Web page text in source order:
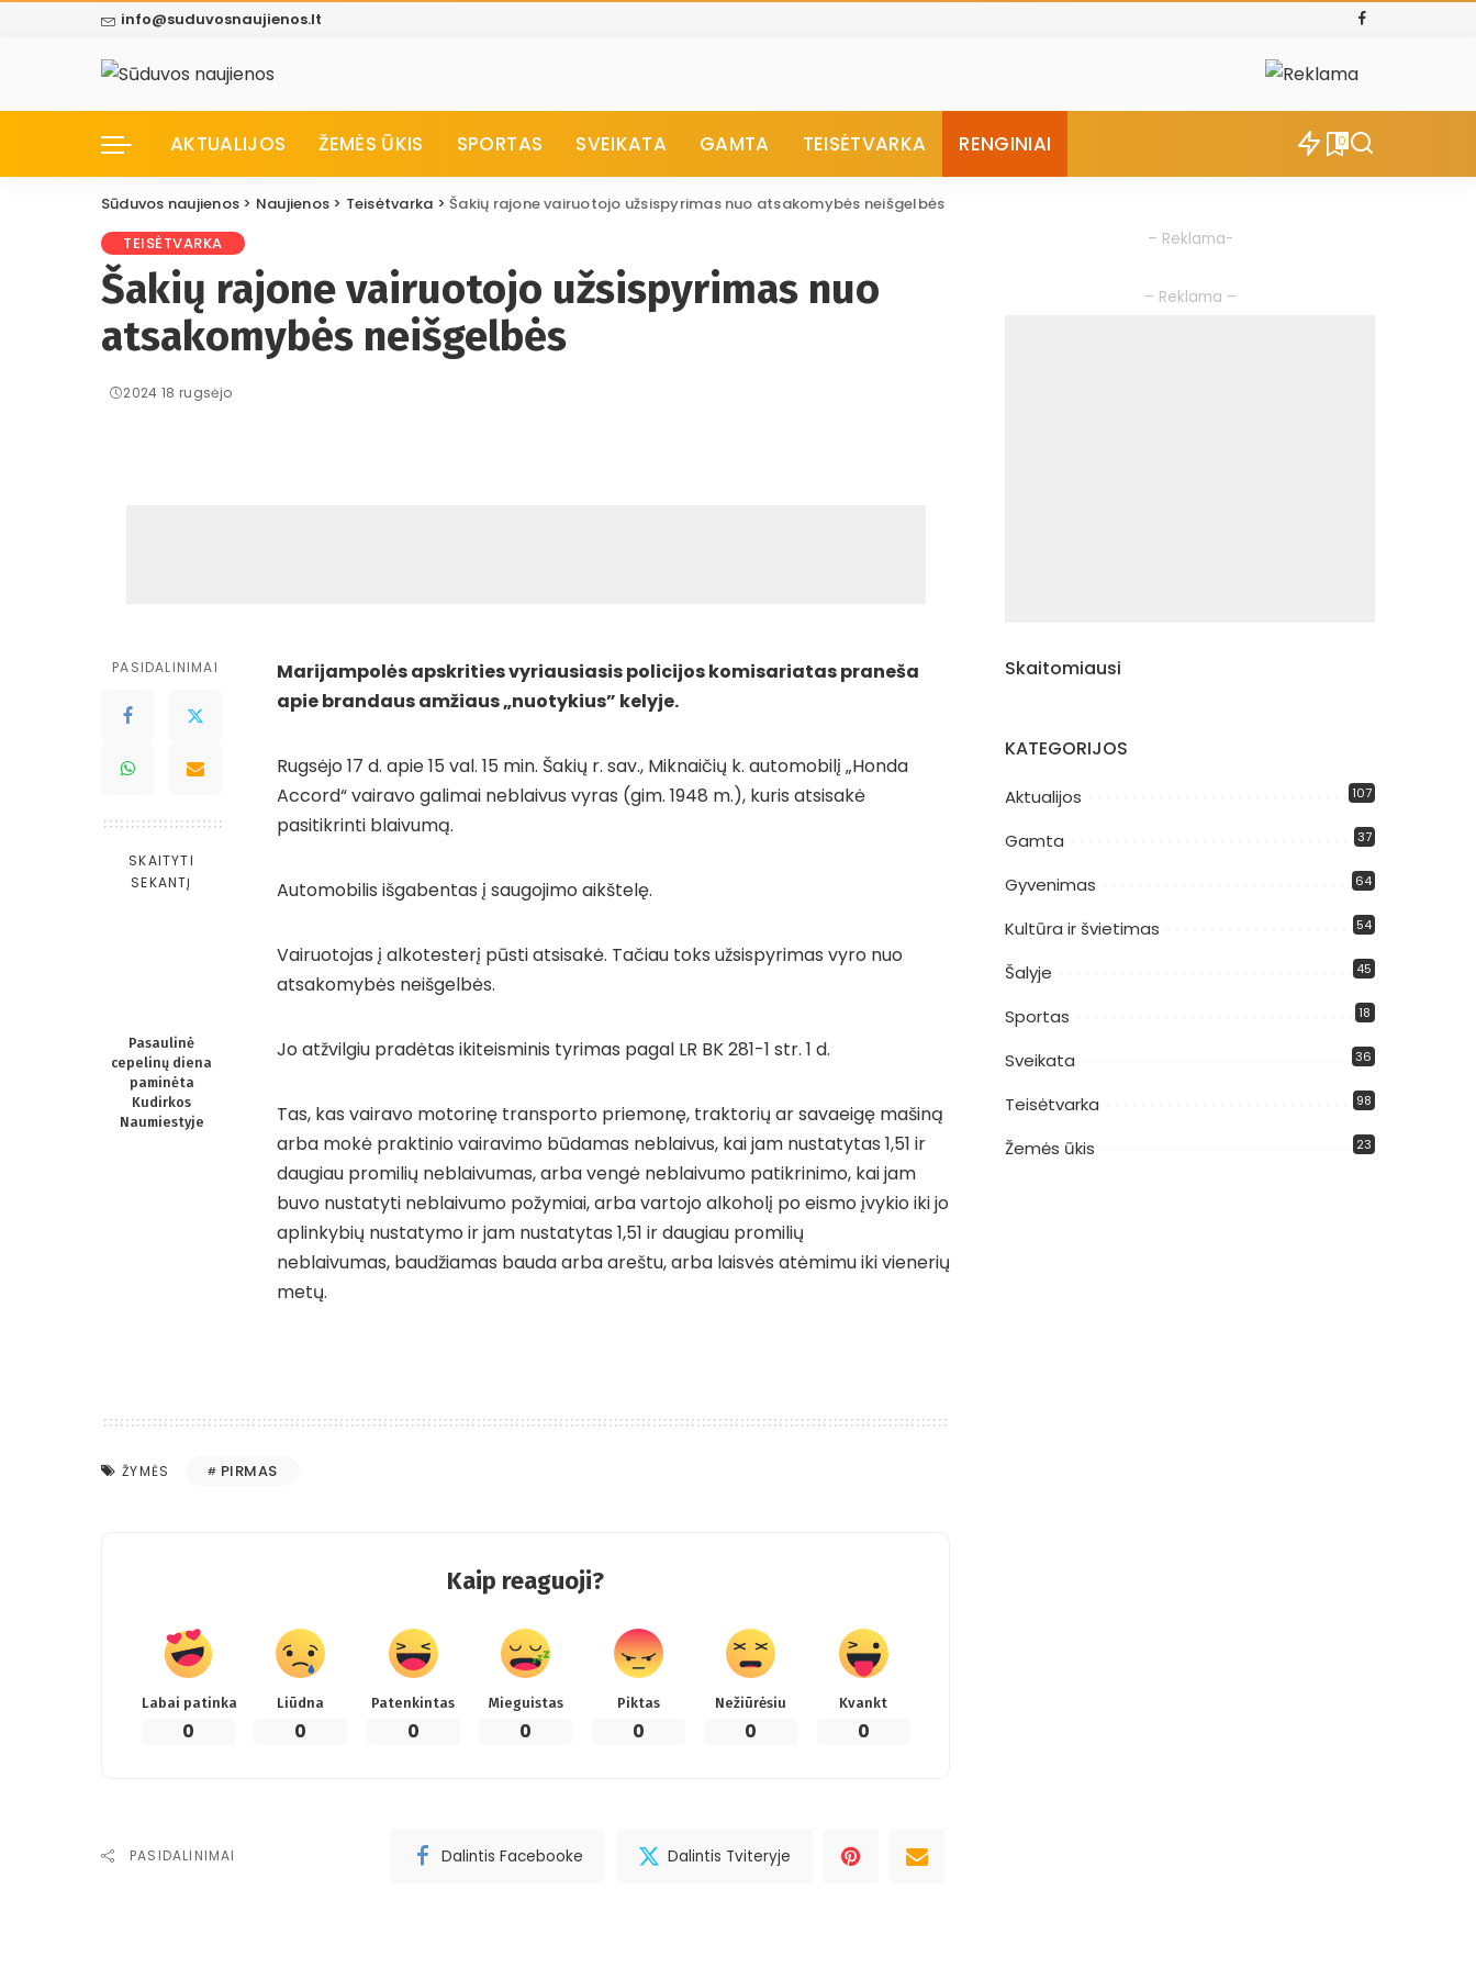
info@suduvosnaujienos.lt
AKTUALIJOS ŽEMĖS ŪKIS SPORTAS SVEIKATA GAMTA TEISĖTVARKA RENGINIAI 0
Sūduvos naujienos > Naujienos > Teisėtvarka >Šakių rajone vairuotojo užsispyrimas nuo atsakomybės neišgelbės
TEISĖTVARKA
Šakių rajone vairuotojo užsispyrimas nuo
atsakomybės neišgelbės
2024 18 rugsėjo
PASIDALINIMAI
SKAITYTI
SEKANTĮ
Pasaulinė
cepelinų diena
paminėta
Kudirkos
Naumiestyje
Marijampolės apskrities vyriausiasis policijos komisariatas praneša
apie brandaus amžiaus „nuotykius” kelyje.
Rugsėjo 17 d. apie 15 val. 15 min. Šakių r. sav., Miknaičių k. automobilį „Honda
Accord“ vairavo galimai neblaivus vyras (gim. 1948 m.), kuris atsisakė
pasitikrinti blaivumą.
Automobilis išgabentas į saugojimo aikštelę.
Vairuotojas į alkotesterį pūsti atsisakė. Tačiau toks užsispyrimas vyro nuo
atsakomybės neišgelbės.
Jo atžvilgiu pradėtas ikiteisminis tyrimas pagal LR BK 281-1 str. 1 d.
Tas, kas vairavo motorinę transporto priemonę, traktorių ar savaeigę mašiną
arba mokė praktinio vairavimo būdamas neblaivus, kai jam nustatytas 1,51 ir
daugiau promilių neblaivumas, arba vengė neblaivumo patikrinimo, kai jam
buvo nustatyti neblaivumo požymiai, arba vartojo alkoholį po eismo įvykio iki jo
aplinkybių nustatymo ir jam nustatytas 1,51 ir daugiau promilių
neblaivumas, baudžiamas bauda arba areštu, arba laisvės atėmimu iki vienerių
metų.
ŽYMĖS PIRMAS
Kaip reaguoji?
Labai patinka
0
Liūdna
0
Patenkintas
0
Mieguistas
0
Piktas
0
Nežiūrėsiu
0
Kvankt
0
PASIDALINIMAI Dalintis Facebooke Dalintis Tviteryje
– Reklama-
– Reklama –
Skaitomiausi
KATEGORIJOS
Aktualijos 107
Gamta 37
Gyvenimas 64
Kultūra ir švietimas 54
Šalyje 45
Sportas 18
Sveikata 36
Teisėtvarka 98
Žemės ūkis 23